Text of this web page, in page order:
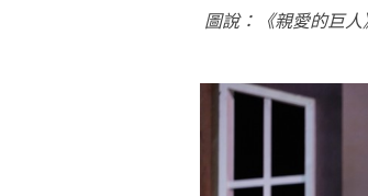
圖說：《親愛的巨